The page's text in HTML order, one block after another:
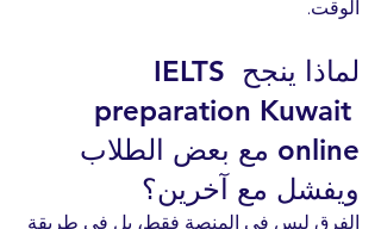
الوقت.
لماذا ينجح IELTS
preparation Kuwait
online مع بعض الطلاب
ويفشل مع آخرين؟
الفرق ليس في المنصة فقط، بل في طريقة